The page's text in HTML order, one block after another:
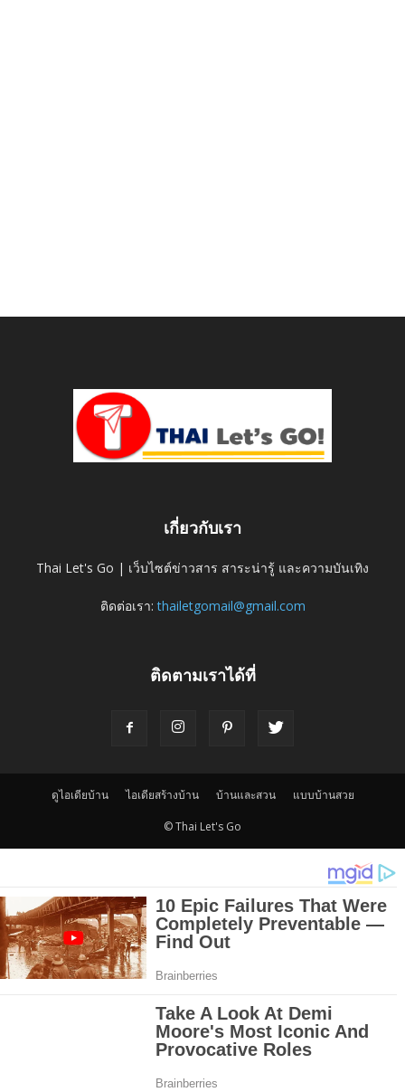
เกี่ยวกับเรา
Thai Let's Go | เว็บไซต์ข่าวสาร สาระน่ารู้ และความบันเทิง
ติดต่อเรา:thailetgomail@gmail.com
ติดตามเราได้ที่
ดูไอเดียบ้าน ไอเดียสร้างบ้าน บ้านและสวน แบบบ้านสวย
© Thai Let's Go